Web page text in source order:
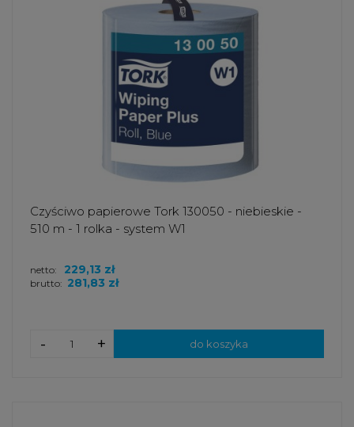
Czyściwo papierowe Tork 130050 - niebieskie -
510 m - 1 rolka - system W1
brutto: 281,83 zł
netto: 229,13 zł
+
- do koszyka